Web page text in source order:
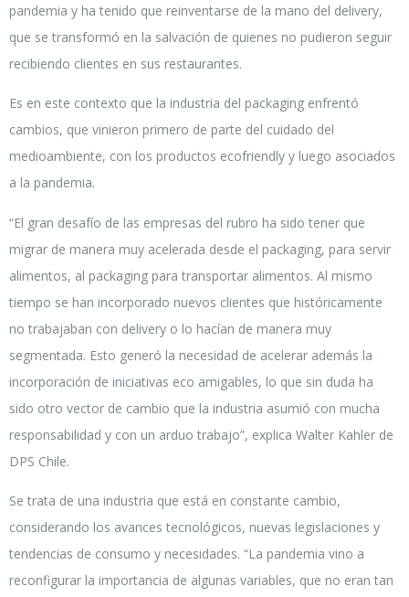
pandemia y ha tenido que reinventarse de la mano del delivery,
que se transformó en la salvación de quienes no pudieron seguir
recibiendo clientes en sus restaurantes.
Es en este contexto que la industria del packaging enfrentó
cambios, que vinieron primero de parte del cuidado del
medioambiente, con los productos ecofriendly y luego asociados
a la pandemia.
“El gran desafío de las empresas del rubro ha sido tener que
migrar de manera muy acelerada desde el packaging, para servir
alimentos, al packaging para transportar alimentos. Al mismo
tiempo se han incorporado nuevos clientes que históricamente
no trabajaban con delivery o lo hacían de manera muy
segmentada. Esto generó la necesidad de acelerar además la
incorporación de iniciativas eco amigables, lo que sin duda ha
sido otro vector de cambio que la industria asumió con mucha
responsabilidad y con un arduo trabajo”, explica Walter Kahler de
DPS Chile.
Se trata de una industria que está en constante cambio,
considerando los avances tecnológicos, nuevas legislaciones y
tendencias de consumo y necesidades. “La pandemia vino a
reconfigurar la importancia de algunas variables, que no eran tan